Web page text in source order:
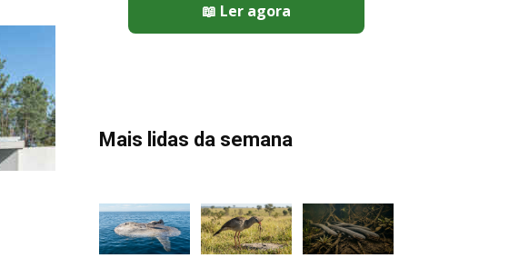
📖 Ler agora
Mais lidas da semana